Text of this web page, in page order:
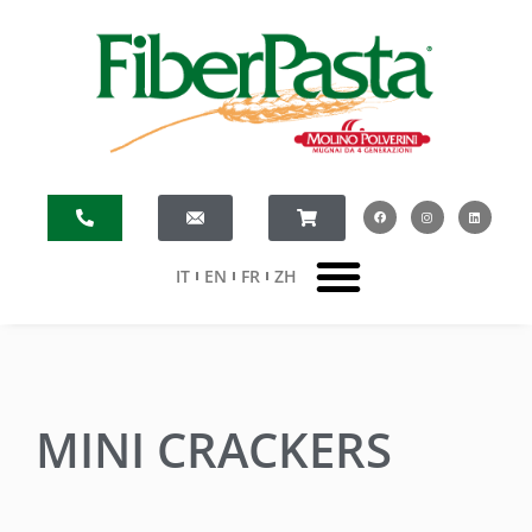
IT EN FR ZH
MINI CRACKERS